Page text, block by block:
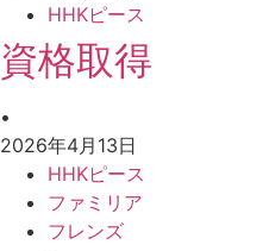
HHKピース
資格取得
•
2026年4月13日
HHKピース
ファミリア
フレンズ